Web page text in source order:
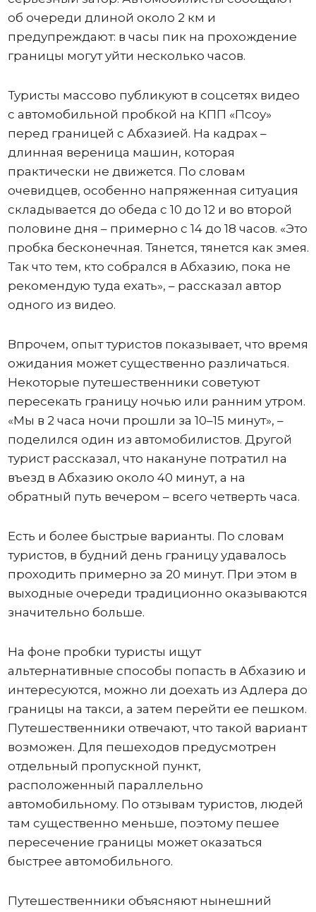
об очереди длиной около 2 км и
предупреждают: в часы пик на прохождение
границы могут уйти несколько часов.
Туристы массово публикуют в соцсетях видео
с автомобильной пробкой на КПП «Псоу»
перед границей с Абхазией. На кадрах –
длинная вереница машин, которая
практически не движется. По словам
очевидцев, особенно напряженная ситуация
складывается до обеда с 10 до 12 и во второй
половине дня – примерно с 14 до 18 часов. «Это
пробка бесконечная. Тянется, тянется как змея.
Так что тем, кто собрался в Абхазию, пока не
рекомендую туда ехать», – рассказал автор
одного из видео.
Впрочем, опыт туристов показывает, что время
ожидания может существенно различаться.
Некоторые путешественники советуют
пересекать границу ночью или ранним утром.
«Мы в 2 часа ночи прошли за 10–15 минут», –
поделился один из автомобилистов. Другой
турист рассказал, что накануне потратил на
въезд в Абхазию около 40 минут, а на
обратный путь вечером – всего четверть часа.
Есть и более быстрые варианты. По словам
туристов, в будний день границу удавалось
проходить примерно за 20 минут. При этом в
выходные очереди традиционно оказываются
значительно больше.
На фоне пробки туристы ищут
альтернативные способы попасть в Абхазию и
интересуются, можно ли доехать из Адлера до
границы на такси, а затем перейти ее пешком.
Путешественники отвечают, что такой вариант
возможен. Для пешеходов предусмотрен
отдельный пропускной пункт,
расположенный параллельно
автомобильному. По отзывам туристов, людей
там существенно меньше, поэтому пешее
пересечение границы может оказаться
быстрее автомобильного.
Путешественники объясняют нынешний